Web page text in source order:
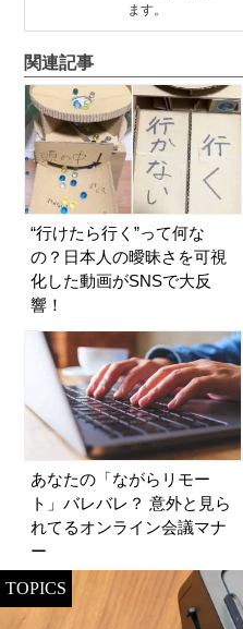
ます。
関連記事
“行けたら行く”って何な
の？日本人の曖昧さを可視
化した動画がSNSで大反
響！
あなたの「ながらリモー
ト」バレバレ？ 意外と見ら
れてるオンライン会議マナ
ー
TOPICS